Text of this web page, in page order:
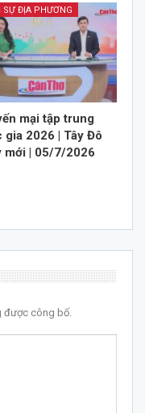
SỰ ĐỊA PHƯƠNG
mại tập trung
gia 2026 | Tây Đô
mới | 05/7/2026
được công bố.